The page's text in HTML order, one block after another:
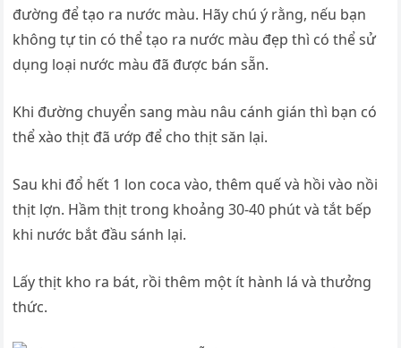
đường để tạo ra nước màu. Hãy chú ý rằng, nếu bạn
không tự tin có thể tạo ra nước màu đẹp thì có thể sử
dụng loại nước màu đã được bán sẵn.
Khi đường chuyển sang màu nâu cánh gián thì bạn có
thể xào thịt đã ướp để cho thịt săn lại.
Sau khi đổ hết 1 lon coca vào, thêm quế và hồi vào nồi
thịt lợn. Hầm thịt trong khoảng 30-40 phút và tắt bếp
khi nước bắt đầu sánh lại.
Lấy thịt kho ra bát, rồi thêm một ít hành lá và thưởng
thức.